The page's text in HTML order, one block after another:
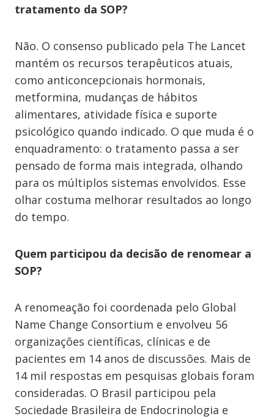
tratamento da SOP?
Não. O consenso publicado pela The Lancet
mantém os recursos terapêuticos atuais,
como anticoncepcionais hormonais,
metformina, mudanças de hábitos
alimentares, atividade física e suporte
psicológico quando indicado. O que muda é o
enquadramento: o tratamento passa a ser
pensado de forma mais integrada, olhando
para os múltiplos sistemas envolvidos. Esse
olhar costuma melhorar resultados ao longo
do tempo.
Quem participou da decisão de renomear a
SOP?
A renomeação foi coordenada pelo Global
Name Change Consortium e envolveu 56
organizações científicas, clínicas e de
pacientes em 14 anos de discussões. Mais de
14 mil respostas em pesquisas globais foram
consideradas. O Brasil participou pela
Sociedade Brasileira de Endocrinologia e